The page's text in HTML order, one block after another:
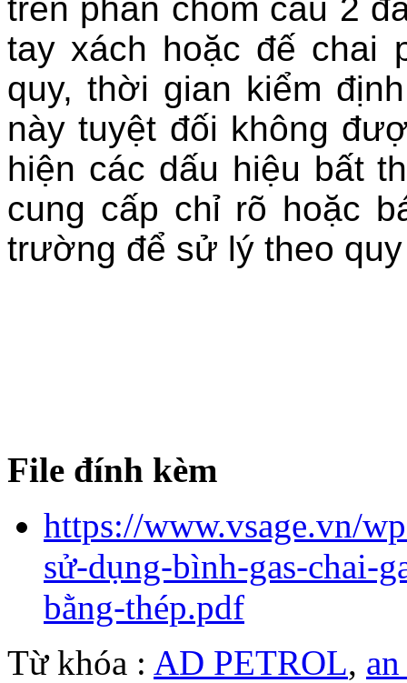
trên phần chỏm cầu 2
tay xách hoặc đế chai
quy, thời gian kiểm
này tuyệt đối không
hiện các dấu hiệu bất
cung cấp chỉ rõ hoặc
trường để sử lý theo
File đính kèm
https://www.vsage.vn/
sử-dụng-bình-gas-chai-
bằng-thép.pdf
Từ khóa : AD PETROL,